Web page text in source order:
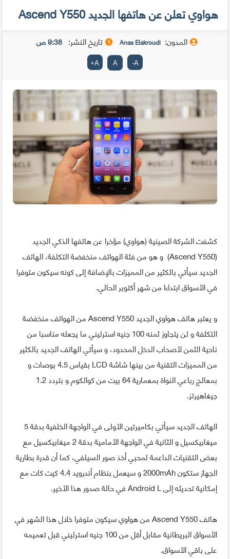
هواوي تعلن عن هاتفها الجديد Ascend Y550
المدون: Anas Elakroudi تاريخ النشر: 9:38 ص
A
-
A
A
+
كشفت الشركة الصينية (هواوي) مؤخرا عن هاتفها الذكي الجديد
(Ascend Y550) و هو من فئة الهواتف منخفضة التكلفة، الهاتف
الجديد سيأتي بالكثير من المميزات بالإضافة إلى كونه سيكون متوفرا
في الأسواق ابتداءا من شهر أكتوبر الحالي.
و يعتبر هاتف هواوي الجديد Ascend Y550 من الهواتف منخفضة
التكلفة و لن يتجاوز ثمنه 100 جنيه استرليني ما يجعله مناسبا من
ناحية الثمن لأصحاب الدخل المحدود، و سيأتي الهاتف الجديد بالكثير
من المميزات التقنية من بينها شاشة LCD بقياس 4.5 بوصات و
بمعالج رباعي النواة بمعمارية 64 بيت من كوالكوم و بتردد 1.2
جيغاهيرتز.
الهاتف الجديد سيأتي بكاميرتين الأولى في الواجهة الخلفية بدقة 5
ميغابيكسيل و الثانية في الواجهة الأمامية بدقة 2 ميغابيكسيل مع
بعض التقنيات الداعمة لمحبي أخذ صور السيلفي، كما أن قدرة بطارية
الجهاز ستكون 2000mAh و سيعمل بنظام أندرويد 4.4 كيت كات مع
إمكانية تحديثه إلى Android L في حالة صدور هذا الأخير.
هاتف Ascend Y550 من هواوي سيكون متوفرا خلال هذا الشهر في
الأسواق البريطانية مقابل أقل من 100 جنيه استرليني قبل تعميمه
على باقي الأسواق.